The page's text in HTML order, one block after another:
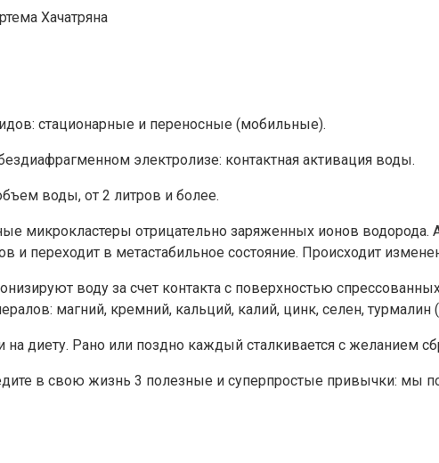
Хачатряна
стационарные и переносные (мобильные).
электролизе: контактная активация воды.
воды, от 2 литров и более.
микрокластеры отрицательно заряженных ионов водорода.
и переходит в метастабильное состояние. Происходит
воду за счет контакта с поверхностью
магний, кремний, кальций, калий, цинк, селен,
диету. Рано или поздно каждый сталкивается с желанием
в свою жизнь 3 полезные и суперпростые привычки: мы